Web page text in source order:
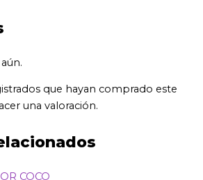
que hayan comprado este
una valoración.